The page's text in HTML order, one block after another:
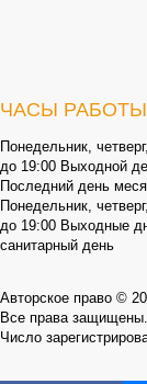
ЧАСЫ РАБОТЫ
Понедельник,
до 19:00 Выходной
Последний день
Понедельник,
до 19:00 Выходные
санитарный день
Авторское право ©
Все права защищены.
Число